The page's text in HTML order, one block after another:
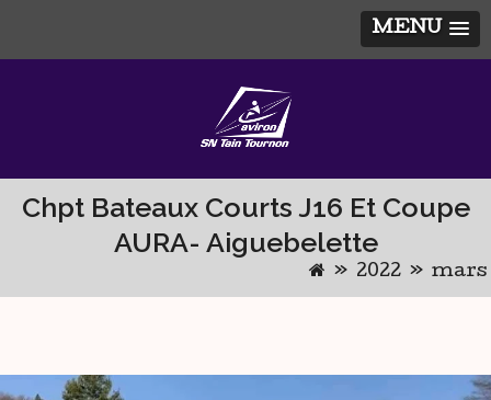
MENU
Chpt Bateaux Courts J16 Et Coupe
AURA- Aiguebelette
» 2022 » mars